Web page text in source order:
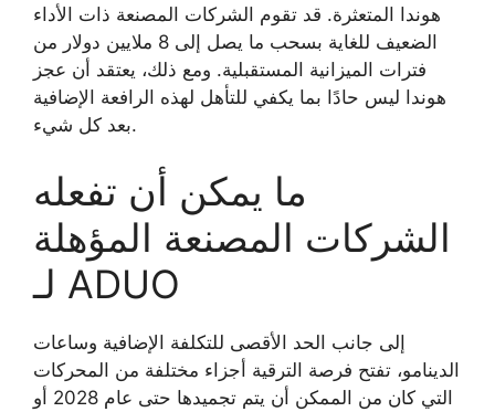
هوندا المتعثرة. قد تقوم الشركات المصنعة ذات الأداء
الضعيف للغاية بسحب ما يصل إلى 8 ملايين دولار من
فترات الميزانية المستقبلية. ومع ذلك، يعتقد أن عجز
هوندا ليس حادًا بما يكفي للتأهل لهذه الرافعة الإضافية
بعد كل شيء.
ما يمكن أن تفعله
الشركات المصنعة المؤهلة
لـ ADUO
إلى جانب الحد الأقصى للتكلفة الإضافية وساعات
الدينامو، تفتح فرصة الترقية أجزاء مختلفة من المحركات
التي كان من الممكن أن يتم تجميدها حتى عام 2028 أو